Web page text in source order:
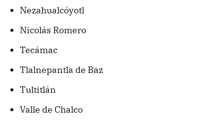
Nezahualcóyotl
Nicolás Romero
Tecámac
Tlalnepantla de Baz
Tultitlán
Valle de Chalco